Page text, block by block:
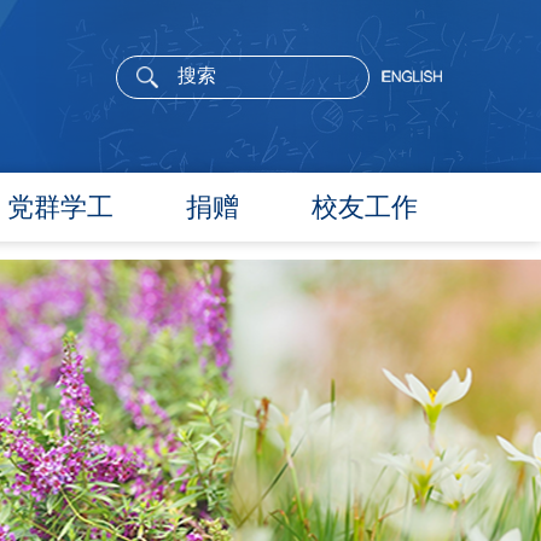
党群学工
党委概况
党建工作
文件汇编
团学通知
团学新闻
捐赠 校友工作
校友新闻
校友风采
校友名录